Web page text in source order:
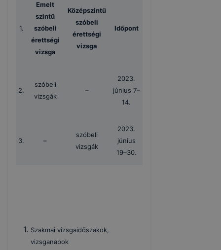
1.
Emelt
szintű
szóbeli
érettségi
vizsga
Középszintű
szóbeli
érettségi
vizsga
Időpont
2.
szóbeli
vizsgák
–
2023.
június 7–
14.
3. –
szóbeli
vizsgák
2023.
június
19–30.
Szakmai vizsgaidőszakok,
vizsganapok